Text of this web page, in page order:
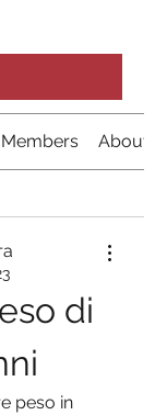
Members About
di
peso in